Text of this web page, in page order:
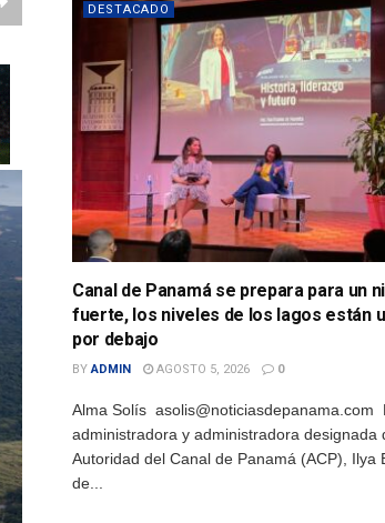
DESTACADO
Canal de Panamá se prepara para un
fuerte, los niveles de los lagos están
por debajo
BY ADMIN AGOSTO 5, 2026 0
Alma Solís asolis@noticiasdepanama.com
administradora y administradora designada
Autoridad del Canal de Panamá (ACP), Ilya
de...